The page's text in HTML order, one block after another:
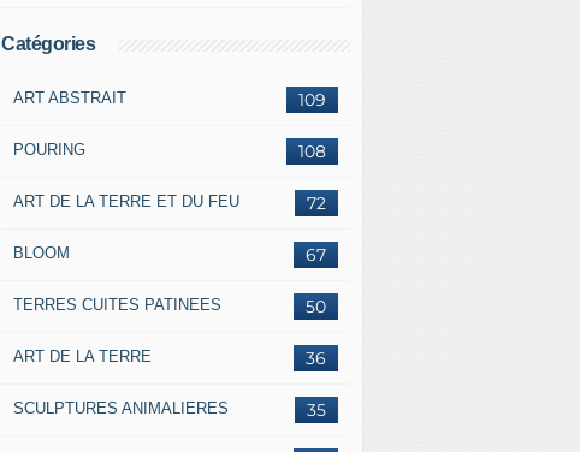
Catégories
109
ART ABSTRAIT
108
POURING
72
ART DE LA TERRE ET DU FEU
67
BLOOM
50
TERRES CUITES PATINEES
36
ART DE LA TERRE
35
SCULPTURES ANIMALIERES